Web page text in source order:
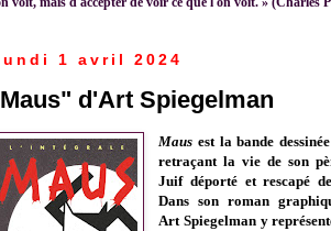
1 avril 2024
d'Art Spiegelman
Maus est la bande
retraçant la vie de son
Juif déporté et rescapé
Dans son roman
Art Spiegelman y